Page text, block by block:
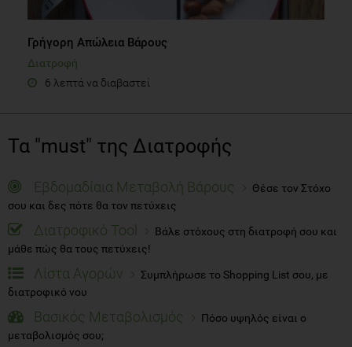
Γρήγορη Απώλεια Βάρους
Διατροφή
6 λεπτά να διαβαστεί
Τα "must" της Διατροφής
Εβδομαδίαια Μεταβολή Βάρους
Θέσε τον Στόχο
σου και δες πότε θα τον πετύχεις
Διατροφικό Tool
Βάλε στόχους στη διατροφή σου και
μάθε πώς θα τους πετύχεις!
Λίστα Αγορών
Συμπλήρωσε το Shopping List σου, με
διατροφικό νου
Βασικός Μεταβολισμός
Πόσο υψηλός είναι ο
μεταβολισμός σου;